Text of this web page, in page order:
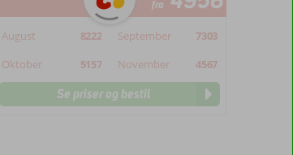
fra
August 8222 September
7303
Oktober
5157 November 4567
Se priser og bestil